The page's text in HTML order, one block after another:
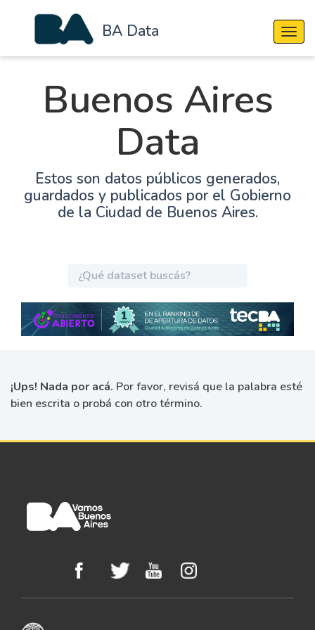
BA Data
Buenos Aires
Data
Estos son datos públicos generados,
guardados y publicados por el Gobierno
de la Ciudad de Buenos Aires.
¡Ups! Nada por acá. Por favor, revisá que la palabra esté
bien escrita o probá con otro término.